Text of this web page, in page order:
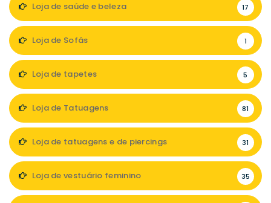
Loja de saúde e beleza 17
Loja de Sofás 1
Loja de tapetes 5
Loja de Tatuagens 81
Loja de tatuagens e de piercings 31
Loja de vestuário feminino 35